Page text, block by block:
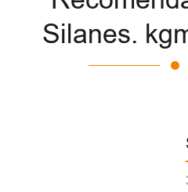
Silanes.